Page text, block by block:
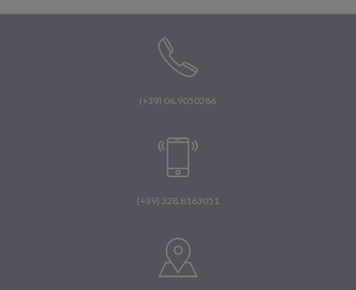
(+39) 06.9050286
(+39) 328.8163051